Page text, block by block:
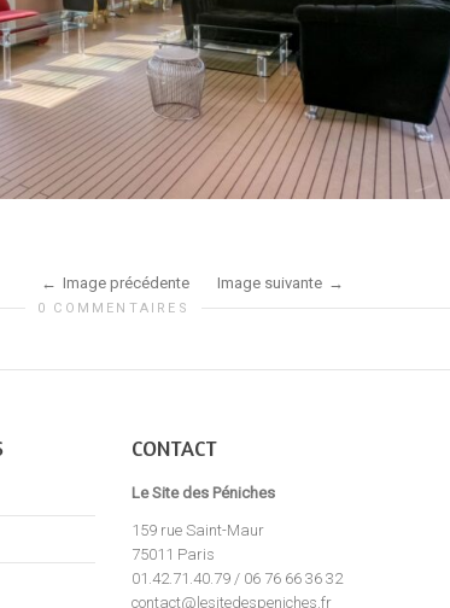
Image précédente Image suivante
0 COMMENTAIRES
CONTACT
Le Site des Péniches
159 rue Saint-Maur
75011 Paris
01.42.71.40.79 / 06 76 66 36 32
contact@lesitedespeniches.fr